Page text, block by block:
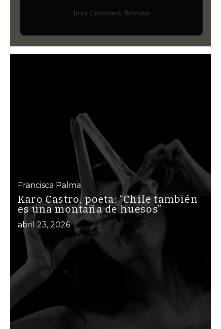
Francisca Palma
Karo Castro, poeta: “Chile también
es una montaña de huesos”
abril 23, 2026